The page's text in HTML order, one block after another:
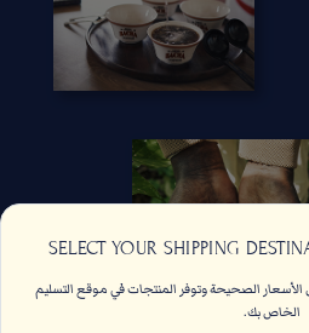
SELECT YOUR SHIPPING
الصحيحة وتوفر المنتجات في موقع التسليم
الخاص بك.